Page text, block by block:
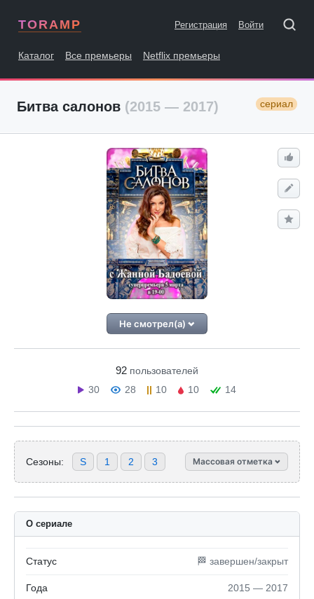
TORAMP Регистрация Войти
Каталог Все премьеры Netflix премьеры
Битва салонов (2015 — 2017) сериал
Не смотрел(а)
92 пользователей
30
28 10 10 14
Сезоны: S 1 2 3 Массовая отметка
О сериале
Статус 🏁 завершен/закрыт
Года 2015 — 2017